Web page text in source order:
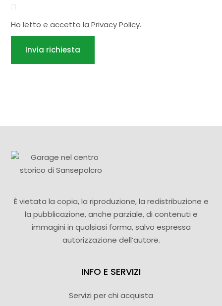
Ho letto e accetto laPrivacy Policy.
Invia richiesta
È vietata la copia, la riproduzione, la redistribuzione e
la pubblicazione, anche parziale, di contenuti e
immagini in qualsiasi forma, salvo espressa
autorizzazione dell’autore.
INFO E SERVIZI
Servizi per chi acquista